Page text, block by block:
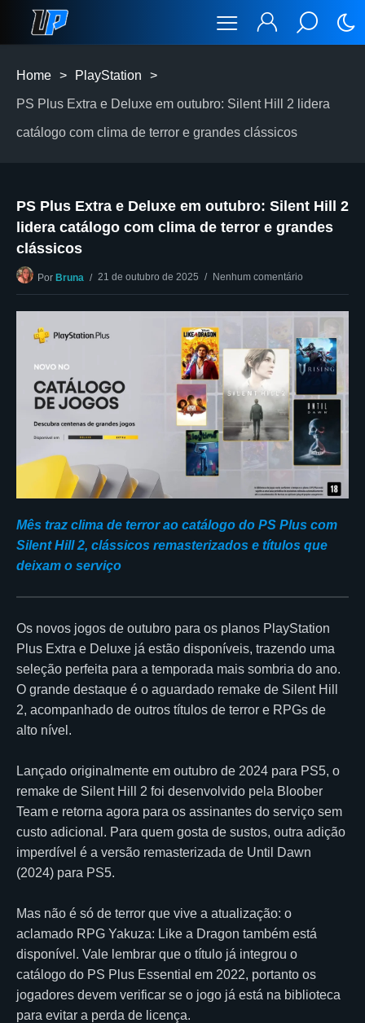
Home > PlayStation >
PS Plus Extra e Deluxe em outubro: Silent Hill 2 lidera
catálogo com clima de terror e grandes clássicos
PS Plus Extra e Deluxe em outubro: Silent Hill 2
lidera catálogo com clima de terror e grandes
clássicos
Por Bruna 21 de outubro de 2025 Nenhum comentário
Mês traz clima de terror ao catálogo do PS Plus com
Silent Hill 2, clássicos remasterizados e títulos que
deixam o serviço
Os novos jogos de outubro para os planos PlayStation
Plus Extra e Deluxe já estão disponíveis, trazendo uma
seleção perfeita para a temporada mais sombria do ano.
O grande destaque é o aguardado remake de Silent Hill
2, acompanhado de outros títulos de terror e RPGs de
alto nível.
Lançado originalmente em outubro de 2024 para PS5, o
remake de Silent Hill 2 foi desenvolvido pela Bloober
Team e retorna agora para os assinantes do serviço sem
custo adicional. Para quem gosta de sustos, outra adição
imperdível é a versão remasterizada de Until Dawn
(2024) para PS5.
Mas não é só de terror que vive a atualização: o
aclamado RPG Yakuza: Like a Dragon também está
disponível. Vale lembrar que o título já integrou o
catálogo do PS Plus Essential em 2022, portanto os
jogadores devem verificar se o jogo já está na biblioteca
para evitar a perda de licença.